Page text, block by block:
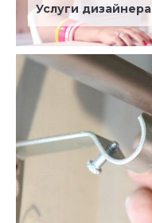
Услуги дизайнера